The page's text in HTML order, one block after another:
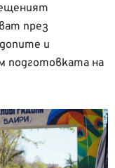
през
и
подготовката на